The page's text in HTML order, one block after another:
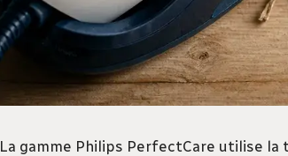
La gamme Philips PerfectCare utilise